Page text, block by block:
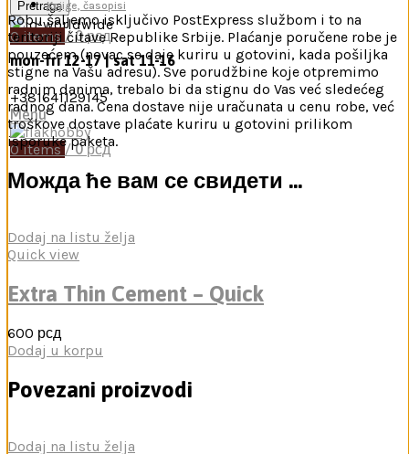
Pretraga
mon-fri 12-17 | sat 11-16
+381641129145
Menu
0items/ 0рсд
Knjige, časopisi
0items / 0рсд
Robu šaljemo isključivo PostExpress službom i to na
teritoriji čitave Republike Srbije. Plaćanje poručene robe je
pouzećem (novac se daje kuriru u gotovini, kada pošiljka
stigne na Vašu adresu). Sve porudžbine koje otpremimo
radnim danima, trebalo bi da stignu do Vas već sledećeg
radnog dana. Cena dostave nije uračunata u cenu robe, već
troškove dostave plaćate kuriru u gotovini prilikom
isporuke paketa.
Можда ће вам се свидети …
Dodaj na listu želja
Quick view
Extra Thin Cement – Quick
600 рсд
Dodaj u korpu
Povezani proizvodi
Dodaj na listu želja